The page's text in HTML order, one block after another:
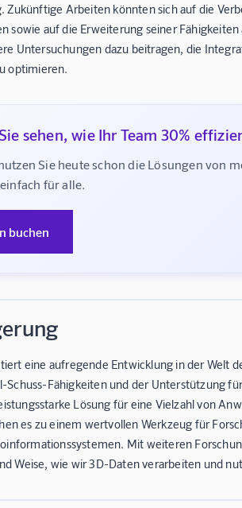
Zukünftige Arbeiten könnten sich auf die
sowie auf die Erweiterung seiner
Untersuchungen dazu beitragen, die
optimieren.
sehen, wie Ihr Team 30%
Sie heute schon die Lösungen von
für alle.
buchen
eine aufregende Entwicklung in der Welt
Schuss-Fähigkeiten und der Unterstützung
Lösung für eine Vielzahl von
es zu einem wertvollen Werkzeug für
Mit weiteren
Weise, wie wir 3D-Daten verarbeiten und